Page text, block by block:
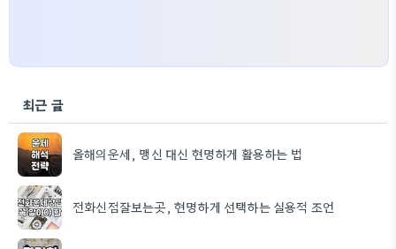
최근 글
올해의운세, 맹신 대신 현명하게 활용하는 법
전화신점잘보는곳, 현명하게 선택하는 실용적 조언